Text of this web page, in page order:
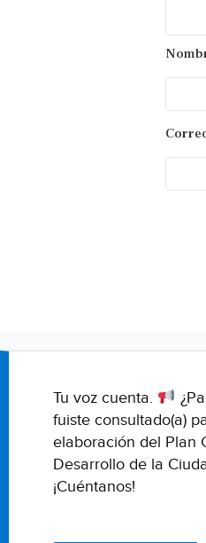
Tu voz cuenta.
fuiste consultado(a)
elaboración del Plan
Desarrollo de la
¡Cuéntanos!